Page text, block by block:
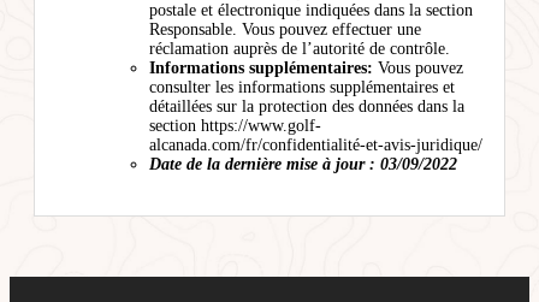
postale et électronique indiquées dans la section
Responsable. Vous pouvez effectuer une
réclamation auprès de l’autorité de contrôle.
Informations supplémentaires: Vous pouvez
consulter les informations supplémentaires et
détaillées sur la protection des données dans la
section https://www.golf-
alcanada.com/fr/confidentialité-et-avis-juridique/
Date de la dernière mise à jour : 03/09/2022